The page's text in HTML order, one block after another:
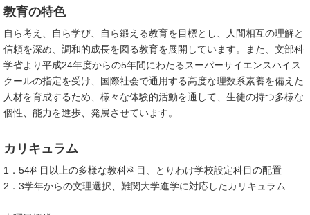
教育の特色
自ら考え、自ら学び、自ら鍛える教育を目標とし、人間相互の理解と
信頼を深め、調和的成長を図る教育を展開しています。また、文部科
学省より平成24年度からの5年間にわたるスーパーサイエンスハイス
クールの指定を受け、国際社会で通用する高度な理数系素養を備えた
人材を育成するため、様々な体験的活動を通して、生徒の持つ多様な
個性、能力を進歩、発展させています。
カリキュラム
1．54科目以上の多様な教科科目、とりわけ学校設定科目の配置
2．3学年からの文理選択、難関大学進学に対応したカリキュラム